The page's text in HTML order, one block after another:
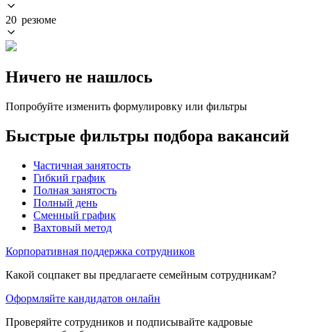
20 резюме
Ничего не нашлось
Попробуйте изменить формулировку или фильтры
Быстрые фильтры подбора вакансий
Частичная занятость
Гибкий график
Полная занятость
Полный день
Сменный график
Вахтовый метод
Корпоративная поддержка сотрудников
Какой соцпакет вы предлагаете семейным сотрудникам?
Оформляйте кандидатов онлайн
Проверяйте сотрудников и подписывайте кадровые